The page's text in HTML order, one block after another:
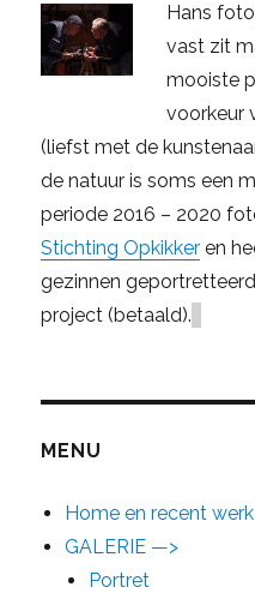
Hans
vast zit
mooiste
voorkeur
(liefst met de
de natuur is soms een
periode 2016 – 2020
Stichting Opkikker en
gezinnen
project (betaald).
MENU
Home en recent werk
GALERIE —>
Portret